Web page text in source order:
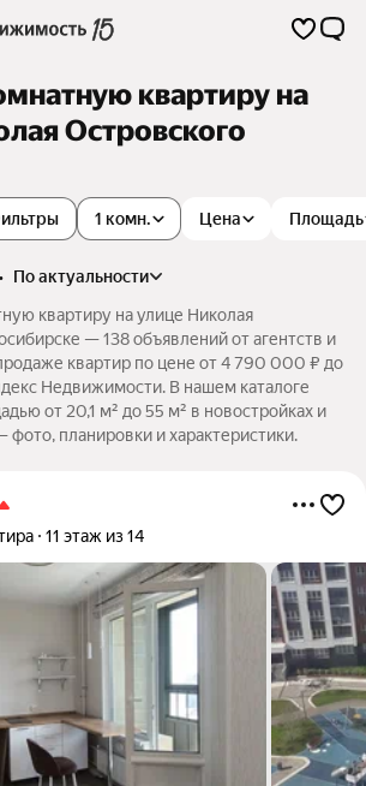
квартиру на
Островского
1 комн. Цена Площадь
•
по актуальности
квартиру на улице Николая
— 138 объявлений от агентств и
квартир по цене от 4 790 000 ₽ до
Недвижимости. В нашем каталоге
от 20,1 м² до 55 м² в новостройках и
планировки и характеристики.
11 этаж из 14